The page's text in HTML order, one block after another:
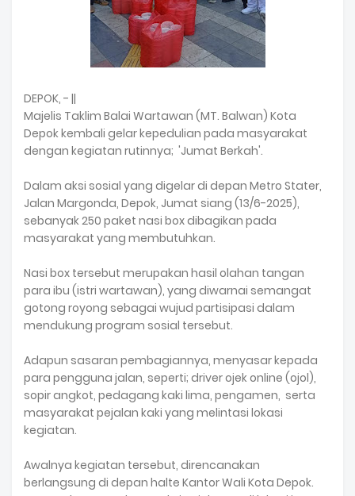
DEPOK, - ||
Majelis Taklim Balai Wartawan (MT. Balwan) Kota
Depok kembali gelar kepedulian pada masyarakat
dengan kegiatan rutinnya; 'Jumat Berkah'.
Dalam aksi sosial yang digelar di depan Metro Stater,
Jalan Margonda, Depok, Jumat siang (13/6-2025),
sebanyak 250 paket nasi box dibagikan pada
masyarakat yang membutuhkan.
Nasi box tersebut merupakan hasil olahan tangan
para ibu (istri wartawan), yang diwarnai semangat
gotong royong sebagai wujud partisipasi dalam
mendukung program sosial tersebut.
Adapun sasaran pembagiannya, menyasar kepada
para pengguna jalan, seperti; driver ojek online (ojol),
sopir angkot, pedagang kaki lima, pengamen, serta
masyarakat pejalan kaki yang melintasi lokasi
kegiatan.
Awalnya kegiatan tersebut, direncanakan
berlangsung di depan halte Kantor Wali Kota Depok.